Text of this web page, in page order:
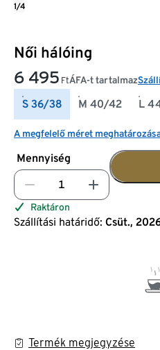
Női hálóing
6 495 FtÁFA-t tartalmaz
S 36/38 M 40/42 L
A megfelelő méret
Mennyiség
Raktáron
Szállítási határidő: Csüt.,
Termék megjegyzése
1/4